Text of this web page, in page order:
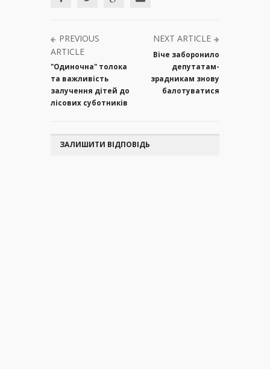
PREVIOUS
ARTICLE
"Одиночна" толока
та важливість
залучення дітей до
лісових суботників
NEXT ARTICLE
Віче заборонило
депутатам-
зрадникам знову
балотуватися
ЗАЛИШИТИ ВІДПОВІДЬ